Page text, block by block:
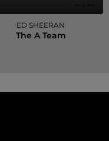
ED SHEERAN
The A Team